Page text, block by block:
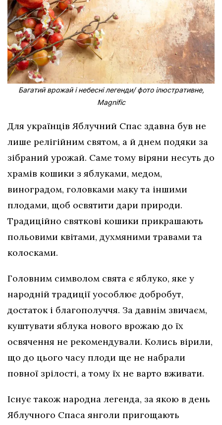
Багатий врожай і небесні легенди/ фото ілюстративне,
Magnific
Для українців Яблучний Спас здавна був не
лише релігійним святом, а й днем подяки за
зібраний урожай. Саме тому віряни несуть до
храмів кошики з яблуками, медом,
виноградом, головками маку та іншими
плодами, щоб освятити дари природи.
Традиційно святкові кошики прикрашають
польовими квітами, духмяними травами та
колосками.
Головним символом свята є яблуко, яке у
народній традиції уособлює добробут,
достаток і благополуччя. За давнім звичаєм,
куштувати яблука нового врожаю до їх
освячення не рекомендували. Колись вірили,
що до цього часу плоди ще не набрали
повної зрілості, а тому їх не варто вживати.
Існує також народна легенда, за якою в день
Яблучного Спаса янголи пригощають